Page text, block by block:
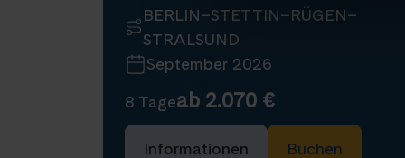
BERLIN–STETTIN–RÜGEN–
STRALSUND
September 2026
8 Tageab 2.070 €
Informationen Buchen